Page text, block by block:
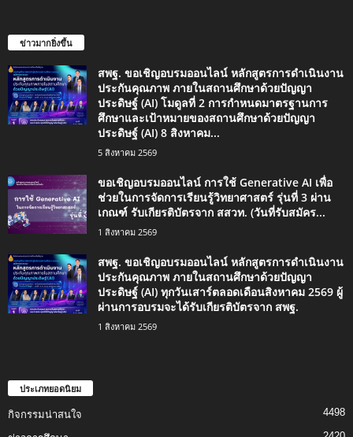
ข่าวมากยิ่งขึ้น
สพฐ. ขอเชิญอบรมออนไลน์ หลักสูตรการดำเนินงาน
ประกันคุณภาพ ภายในสถานศึกษาด้วยปัญญา
ประดิษฐ์ (AI) โมดูลที่ 2 การกำหนดมาตรฐานการ
ศึกษาและเป้าหมายของสถานศึกษาด้วยปัญญา
ประดิษฐ์ (AI) 8 สิงหาคม...
5 สิงหาคม 2569
ขอเชิญอบรมออนไลน์ การใช้ Generative AI เพื่อ
ช่วยในการจัดการเรียนรู้วิทยาศาสตร์ รุ่นที่ 3 ผ่าน
เกณฑ์ รับเกียรติบัตรจาก สสวท. (วันที่รับสมัคร...
1 สิงหาคม 2569
สพฐ. ขอเชิญอบรมออนไลน์ หลักสูตรการดำเนินงาน
ประกันคุณภาพ ภายในสถานศึกษาด้วยปัญญา
ประดิษฐ์ (AI) ทุกวันเสาร์ตลอดเดือนสิงหาคม 2569 ผู้
ผ่านการอบรมจะได้รับเกียรติบัตรจาก สพฐ.
1 สิงหาคม 2569
ประเภทยอดนิยม
กิจกรรมน่าสนใจ 4498